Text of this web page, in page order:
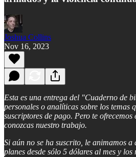
Joshua Collins
Nov 16, 2023
Esta es una entrega del "Cuaderno de
personales o analíticas sobre los temas
suscriptores de pago. Pero te
conozcas nuestro trabajo.
Si aún no se ha suscrito, le animamos a
planes desde sólo 5 dólares al mes y los